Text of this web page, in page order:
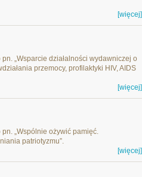
[więcej]
„Wsparcie działalności wydawniczej o
przemocy, profilaktyki HIV, AIDS
[więcej]
„Wspólnie ożywić pamięć.
patriotyzmu”.
[więcej]